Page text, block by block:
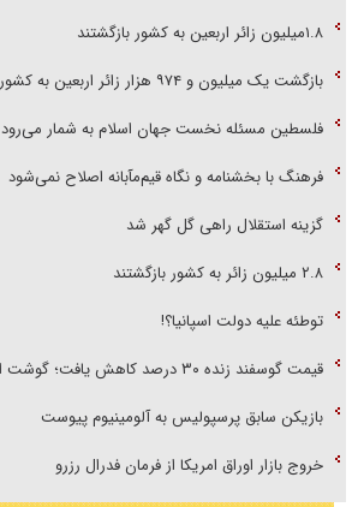
۱.۸میلیون زائر اربعین به کشور بازگشتند
بازگشت یک میلیون و ۹۷۴ هزار زائر اربعین به کشور
فلسطین مسئله نخست جهان اسلام به شمار می‌رود
فرهنگ با بخشنامه و نگاه قیم‌مآبانه اصلاح نمی‌شود
گزینه استقلال راهی گل گهر شد
۲.۸ میلیون زائر به کشور بازگشتند
توطئه علیه دولت اسپانیا؟!
قیمت گوسفند زنده ۳۰ درصد کاهش یافت؛ گوشت ارزان نشد
بازیکن سابق پرسپولیس به آلومینیوم پیوست
خروج بازار اوراق امریکا از فرمان فدرال رزرو